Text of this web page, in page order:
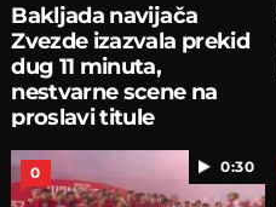
Bakljada navijača
Zvezde izazvala prekid
dug 11 minuta,
nestvarne scene na
proslavi titule
0:30
0